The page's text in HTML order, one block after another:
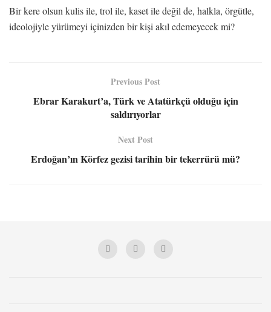
Bir kere olsun kulis ile, trol ile, kaset ile değil de, halkla, örgütle,
ideolojiyle yürümeyi içinizden bir kişi akıl edemeyecek mi?
Previous Post
Ebrar Karakurt’a, Türk ve Atatürkçü olduğu için
saldırıyorlar
Next Post
Erdoğan’ın Körfez gezisi tarihin bir tekerrürü mü?